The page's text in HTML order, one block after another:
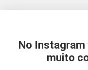
No
muito